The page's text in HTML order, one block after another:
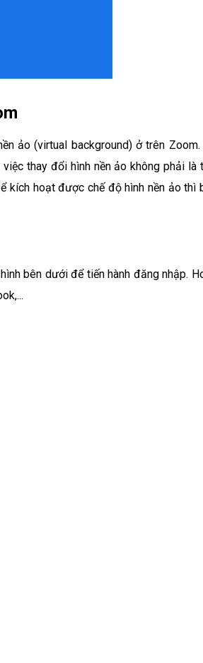
ảo (virtual background) ở trên
thay đổi hình nền ảo không phải là
kích hoạt được chế độ hình nền ảo thì
bên dưới để tiến hành đăng nhập.